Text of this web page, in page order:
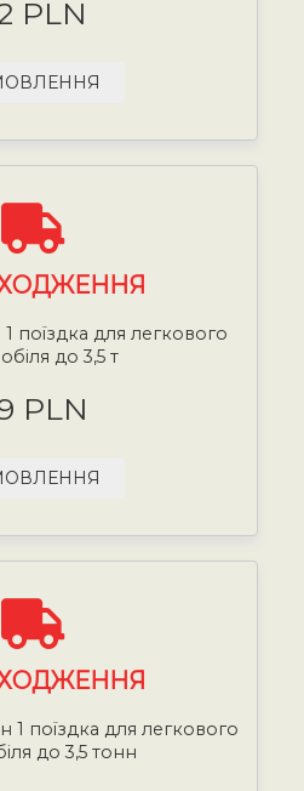
PLN
поїздка для легкового
до 3,5 т
PLN
1 поїздка для легкового
до 3,5 тонн